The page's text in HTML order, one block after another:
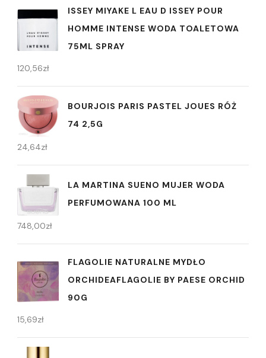
ISSEY MIYAKE L EAU D ISSEY POUR
HOMME INTENSE WODA TOALETOWA
75ML SPRAY
120,56zł
BOURJOIS PARIS PASTEL JOUES RÓŻ
74 2,5G
24,64zł
LA MARTINA SUENO MUJER WODA
PERFUMOWANA 100 ML
748,00zł
FLAGOLIE NATURALNE MYDŁO
ORCHIDEAFLAGOLIE BY PAESE ORCHID
90G
15,69zł